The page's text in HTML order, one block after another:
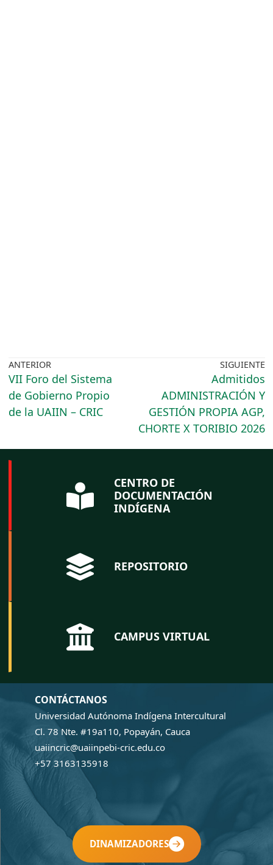
ANTERIOR
VII Foro del Sistema
de Gobierno Propio
de la UAIIN – CRIC
SIGUIENTE
Admitidos
ADMINISTRACIÓN Y
GESTIÓN PROPIA AGP,
CHORTE X TORIBIO 2026
CENTRO DE
DOCUMENTACIÓN
INDÍGENA
REPOSITORIO
CAMPUS VIRTUAL
CONTÁCTANOS
Universidad Autónoma Indígena Intercultural
Cl. 78 Nte. #19a110, Popayán, Cauca
uaiincric@uaiinpebi-cric.edu.co
+57 3163135918
DINAMIZADORES